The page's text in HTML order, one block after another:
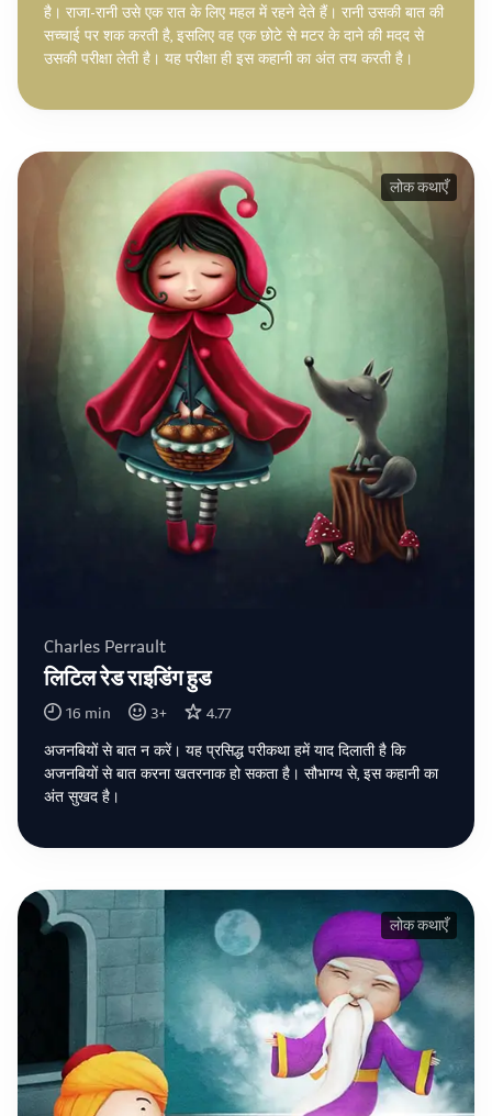
है। राजा-रानी उसे एक रात के लिए महल में रहने देते हैं। रानी उसकी बात की
सच्चाई पर शक करती है, इसलिए वह एक छोटे से मटर के दाने की मदद से
उसकी परीक्षा लेती है। यह परीक्षा ही इस कहानी का अंत तय करती है।
लोक कथाएँ
Charles Perrault
लिटिल रेड राइडिंग हुड
16 min 3+ 4.77
अजनबियों से बात न करें। यह प्रसिद्ध परीकथा हमें याद दिलाती है कि
अजनबियों से बात करना खतरनाक हो सकता है। सौभाग्य से, इस कहानी का
अंत सुखद है।
लोक कथाएँ